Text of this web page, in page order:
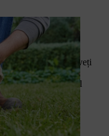
materiale de care aveți
o privire. În timpul
protecție personal